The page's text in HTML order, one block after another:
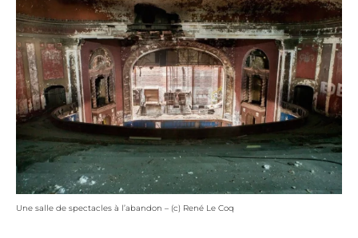
Une salle de spectacles à l’abandon – (c) René Le Coq